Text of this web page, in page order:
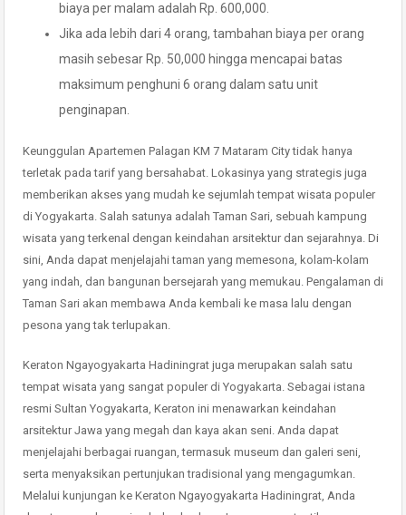
biaya per malam adalah Rp. 600,000.
Jika ada lebih dari 4 orang, tambahan biaya per orang
masih sebesar Rp. 50,000 hingga mencapai batas
maksimum penghuni 6 orang dalam satu unit
penginapan.
Keunggulan Apartemen Palagan KM 7 Mataram City tidak hanya
terletak pada tarif yang bersahabat. Lokasinya yang strategis juga
memberikan akses yang mudah ke sejumlah tempat wisata populer
di Yogyakarta. Salah satunya adalah Taman Sari, sebuah kampung
wisata yang terkenal dengan keindahan arsitektur dan sejarahnya. Di
sini, Anda dapat menjelajahi taman yang memesona, kolam-kolam
yang indah, dan bangunan bersejarah yang memukau. Pengalaman di
Taman Sari akan membawa Anda kembali ke masa lalu dengan
pesona yang tak terlupakan.
Keraton Ngayogyakarta Hadiningrat juga merupakan salah satu
tempat wisata yang sangat populer di Yogyakarta. Sebagai istana
resmi Sultan Yogyakarta, Keraton ini menawarkan keindahan
arsitektur Jawa yang megah dan kaya akan seni. Anda dapat
menjelajahi berbagai ruangan, termasuk museum dan galeri seni,
serta menyaksikan pertunjukan tradisional yang mengagumkan.
Melalui kunjungan ke Keraton Ngayogyakarta Hadiningrat, Anda